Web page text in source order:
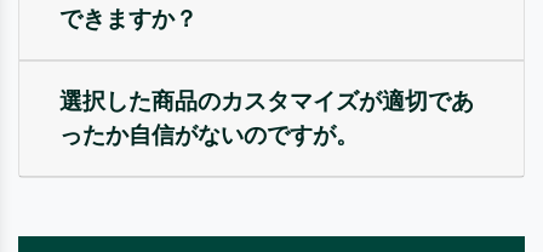
できますか？
選択した商品のカスタマイズが適切であ
ったか自信がないのですが。